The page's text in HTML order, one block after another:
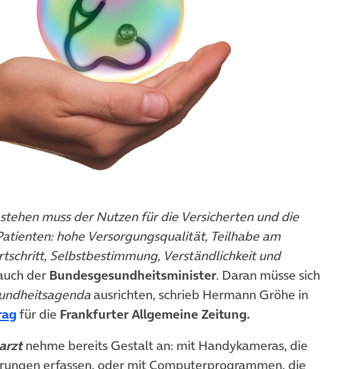
muss der Nutzen für die Versicherten und die
hohe Versorgungsqualität, Teilhabe am
Selbstbestimmung, Verständlichkeit und
derBundesgesundheitsminister. Daran müsse sich
ausrichten, schrieb Hermann Gröhe in
(öffnet in neuem Tab)
für die Frankfurter Allgemeine Zeitung.
nehme bereits Gestalt an: mit Handykameras, die
erfassen, oder mit Computerprogrammen, die